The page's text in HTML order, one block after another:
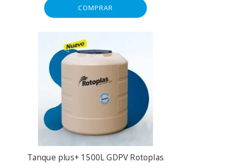
COMPRAR
Tanque plus+ 1500L GDPV Rotoplas